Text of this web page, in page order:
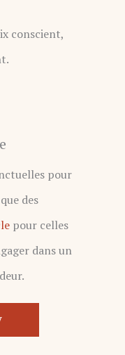
conscient,
pour
des
pour celles
dans un